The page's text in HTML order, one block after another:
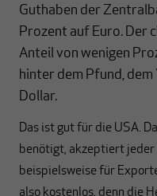
Guthaben der
Prozent auf Euro. Der
Anteil von wenigen
hinter dem Pfund, dem
Dollar.
Das ist gut für die USA.
benötigt, akzeptiert jeder
beispielsweise für
also kostenlos, denn die